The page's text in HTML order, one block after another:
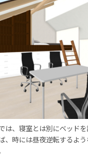
は、寝室とは別にベッドを
、時には昼夜逆転するよ